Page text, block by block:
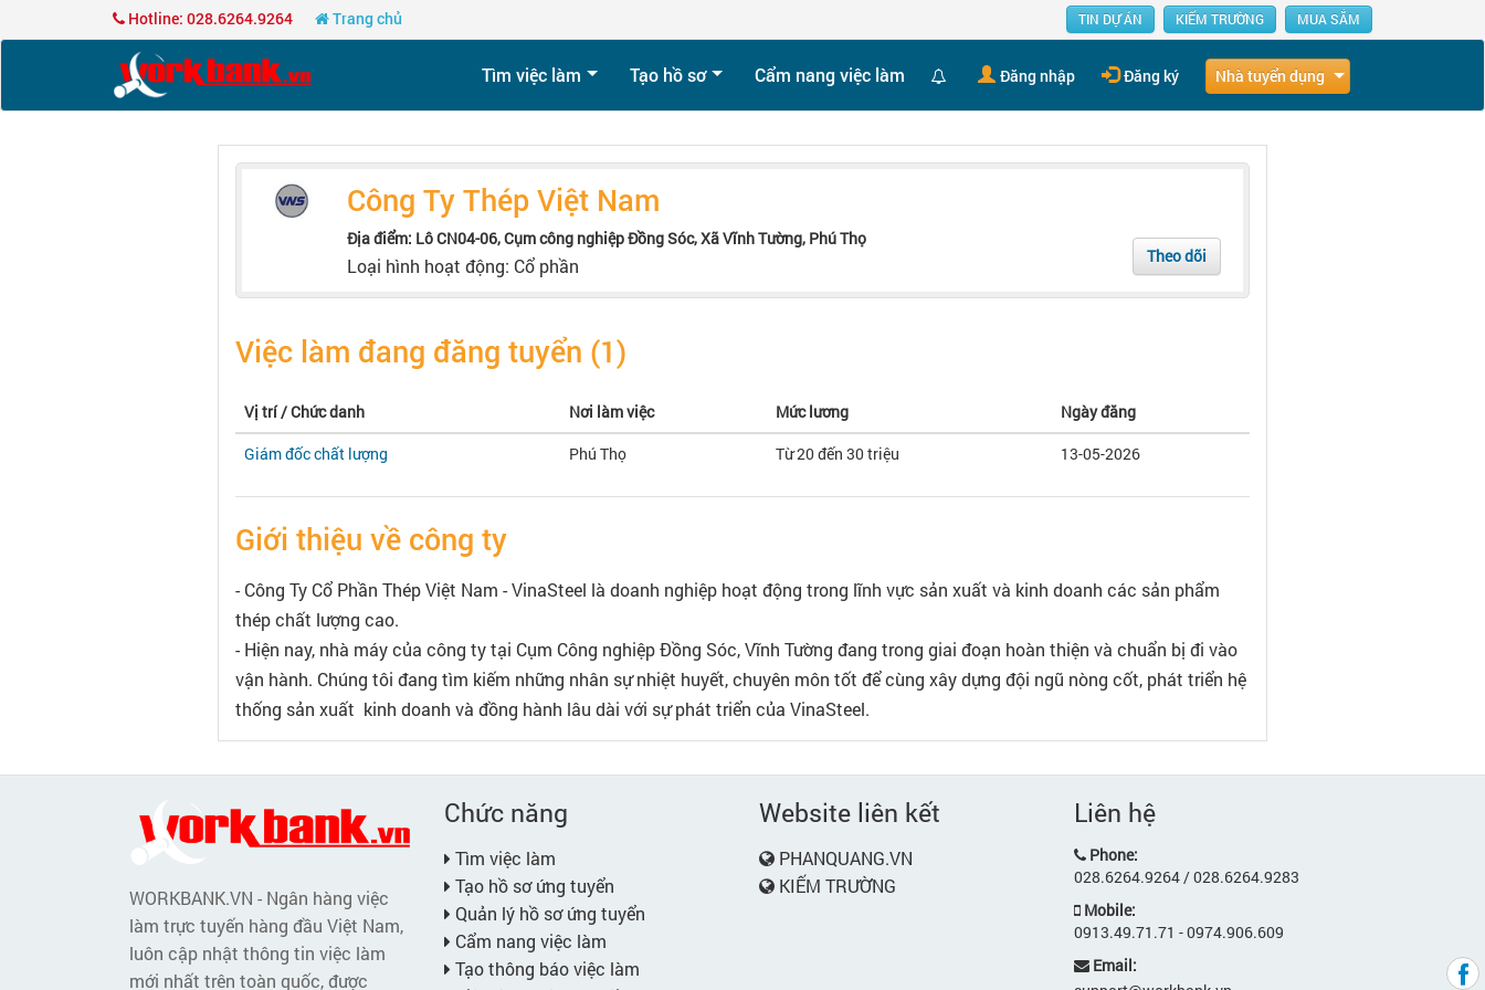
Hotline: 028.6264.9264 Trang chủ TIN DỰ ÁN KIẾM TRƯỜNG MUA SẮM
Tìm việc làm Tạo hồ sơ Cẩm nang việc làm Đăng nhập Đăng ký Nhà tuyển dụng
Công Ty Thép Việt Nam
Địa điểm: Lô CN04-06, Cụm công nghiệp Đồng Sóc, Xã Vĩnh Tường, Phú Thọ
Loại hình hoạt động: Cổ phần Theo dõi
Việc làm đang đăng tuyển (1)
Vị trí / Chức danh Nơi làm việc Mức lương
Ngày đăng
Giám đốc chất lượng
Phú Thọ Từ 20 đến 30 triệu 13-05-2026
Giới thiệu về công ty
- Công Ty Cổ Phần Thép Việt Nam - VinaSteel là doanh nghiệp hoạt động trong lĩnh vực sản xuất và kinh doanh các sản phẩm
thép chất lượng cao.
- Hiện nay, nhà máy của công ty tại Cụm Công nghiệp Đồng Sóc, Vĩnh Tường đang trong giai đoạn hoàn thiện và chuẩn bị đi vào
vận hành. Chúng tôi đang tìm kiếm những nhân sự nhiệt huyết, chuyên môn tốt để cùng xây dựng đội ngũ nòng cốt, phát triển hệ
thống sản xuất kinh doanh và đồng hành lâu dài với sự phát triển của VinaSteel.
WORKBANK.VN - Ngân hàng việc
làm trực tuyến hàng đầu Việt Nam,
luôn cập nhật thông tin việc làm
mới nhất trên toàn quốc, được
Chức năng
Tìm việc làm
Tạo hồ sơ ứng tuyển
Quản lý hồ sơ ứng tuyển
Cẩm nang việc làm
Tạo thông báo việc làm
Website liên kết
PHANQUANG.VN
KIẾM TRƯỜNG
Liên hệ
Phone:
028.6264.9264 / 028.6264.9283
Mobile:
0913.49.71.71 - 0974.906.609
Email: